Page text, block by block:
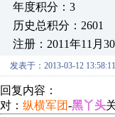
年度积分：3
历史总积分：2601
注册：2011年11月30
发表于：2013-03-12 13:58:11
回复内容：
对： 纵横军团-黑丫头